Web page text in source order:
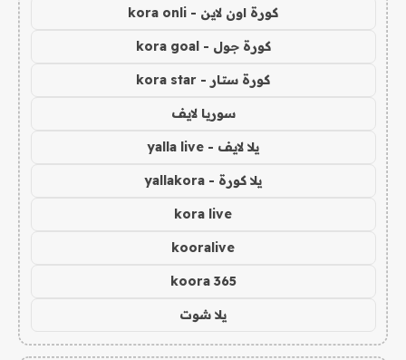
كورة اون لاين - kora onli
كورة جول - kora goal
كورة ستار - kora star
سوريا لايف
يلا لايف - yalla live
يلا كورة - yallakora
kora live
kooralive
koora 365
يلا شوت